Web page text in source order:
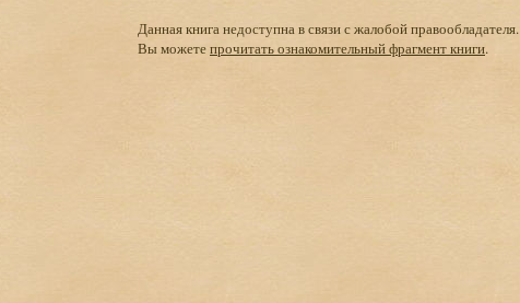
Данная книга недоступна в связи с жалобой правообладателя.
Вы можетепрочитать ознакомительный фрагмент книги.